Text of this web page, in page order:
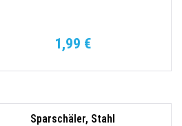
1,99 €
Sparschäler, Stahl